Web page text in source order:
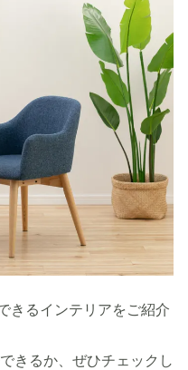
きるインテリアをご紹介
きるか、ぜひチェックし